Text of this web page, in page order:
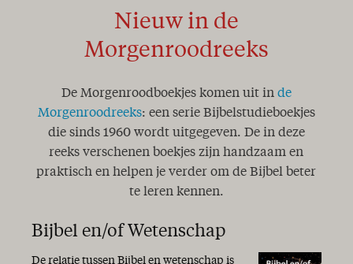
Nieuw in de
Morgenroodreeks
De Morgenroodboekjes komen uit in de
Morgenroodreeks: een serie Bijbelstudieboekjes
die sinds 1960 wordt uitgegeven. De in deze
reeks verschenen boekjes zijn handzaam en
praktisch en helpen je verder om de Bijbel beter
te leren kennen.
Bijbel en/of Wetenschap
De relatie tussen Bijbel en wetenschap is